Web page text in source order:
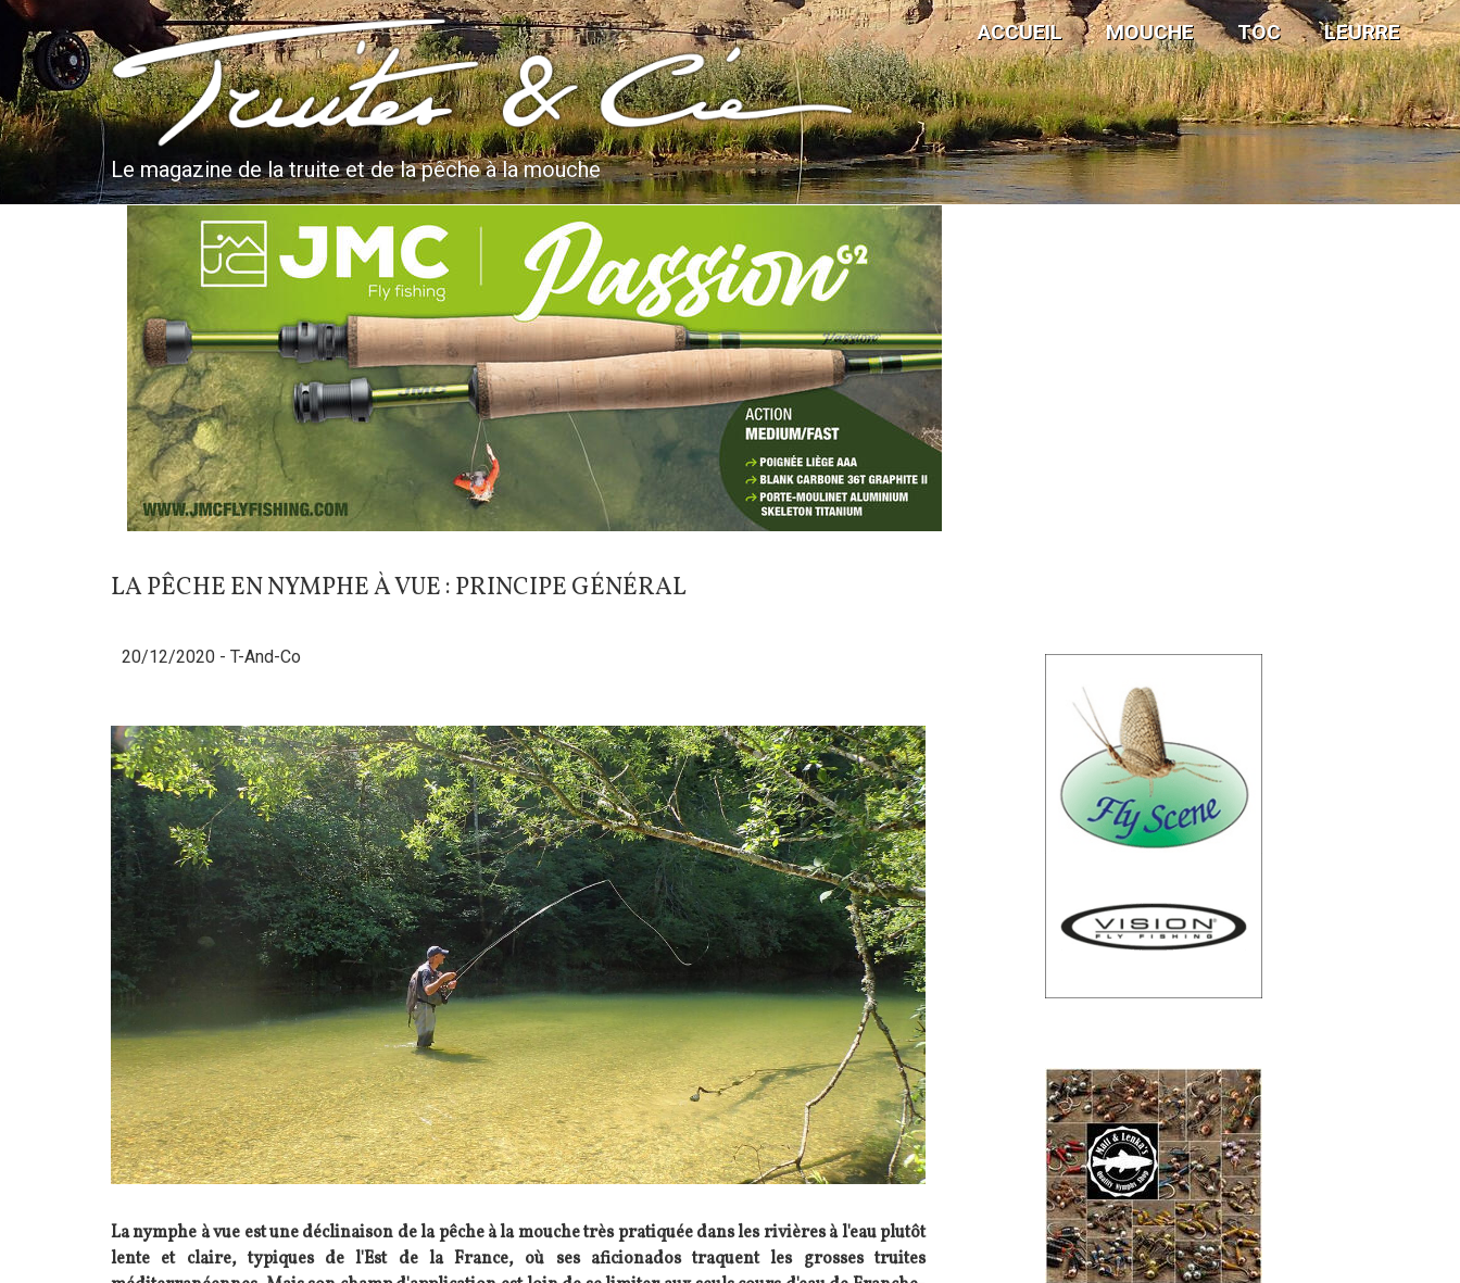
Aller
contenu
principal
Truites & Cie
Le magazine de la truite et de la pêche à la mouche
ACCUEIL MOUCHE TOC LEURRE
LA PÊCHE EN NYMPHE À VUE : PRINCIPE GÉNÉRAL
20/12/2020 - T-And-Co
La nymphe à vue est une déclinaison de la pêche à la mouche très pratiquée dans les rivières à l'eau plutôt
lente et claire, typiques de l'Est de la France, où ses aficionados traquent les grosses truites